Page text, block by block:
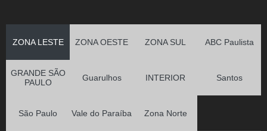
ZONA LESTE ZONA OESTE ZONA SUL ABC Paulista
GRANDE SÃO
PAULO
Guarulhos INTERIOR Santos
São Paulo Vale do Paraíba Zona Norte